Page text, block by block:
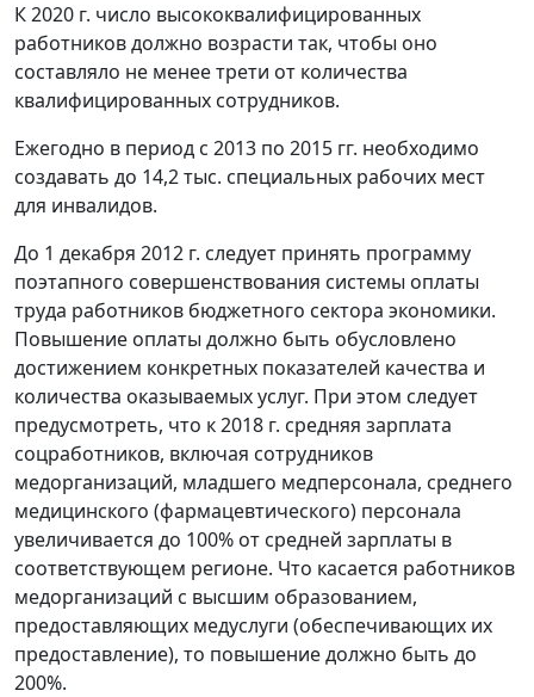
К 2020 г. число высококвалифицированных
работников должно возрасти так, чтобы оно
составляло не менее трети от количества
квалифицированных сотрудников.
Ежегодно в период с 2013 по 2015 гг. необходимо
создавать до 14,2 тыс. специальных рабочих мест
для инвалидов.
До 1 декабря 2012 г. следует принять программу
поэтапного совершенствования системы оплаты
труда работников бюджетного сектора экономики.
Повышение оплаты должно быть обусловлено
достижением конкретных показателей качества и
количества оказываемых услуг. При этом следует
предусмотреть, что к 2018 г. средняя зарплата
соцработников, включая сотрудников
медорганизаций, младшего медперсонала, среднего
медицинского (фармацевтического) персонала
увеличивается до 100% от средней зарплаты в
соответствующем регионе. Что касается работников
медорганизаций с высшим образованием,
предоставляющих медуслуги (обеспечивающих их
предоставление), то повышение должно быть до
200%.